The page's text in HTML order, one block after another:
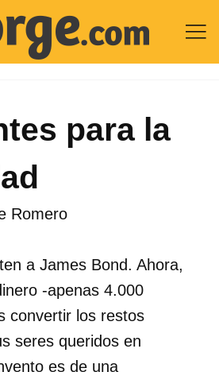

para la
Romero
a James Bond. Ahora,
-apenas 4.000
convertir los restos
seres queridos en
es de una